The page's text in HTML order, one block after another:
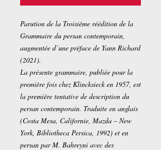
Parution de la Troisième réédition de la
Grammaire du persan contemporain,
augmentée d’une préface de Yann Richard
(2021).
La présente grammaire, publiée pour la
première fois chez Klincksieck en 1957, est
la première tentative de description du
persan contemporain. Traduite en anglais
(Costa Mesa, Californie, Mazda – New
York, Bibliotheca Persica, 1992) et en
persan par M. Bahreyni avec des